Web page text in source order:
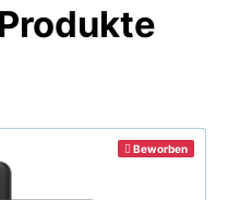
Beworben